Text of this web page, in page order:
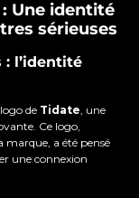
Une identité
sérieuses
l’identité
de Tidate , une
Ce logo,
marque, a été pensé
une connexion